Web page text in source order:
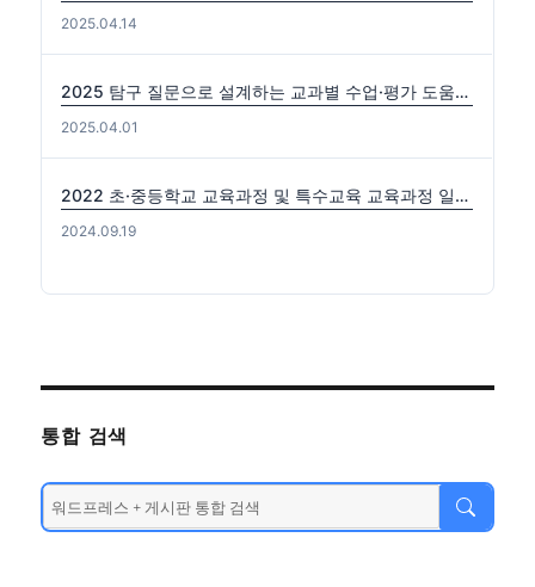
2025.04.14
2025 탐구 질문으로 설계하는 교과별 수업·평가 도움자료(국수사과)
2025.04.01
2022 초·중등학교 교육과정 및 특수교육 교육과정 일부개정 고시 (2024-0816) 출처: https://edutown.tistory.com/1594 [초등교육마을2:티스토리]
2024.09.19
통합 검색